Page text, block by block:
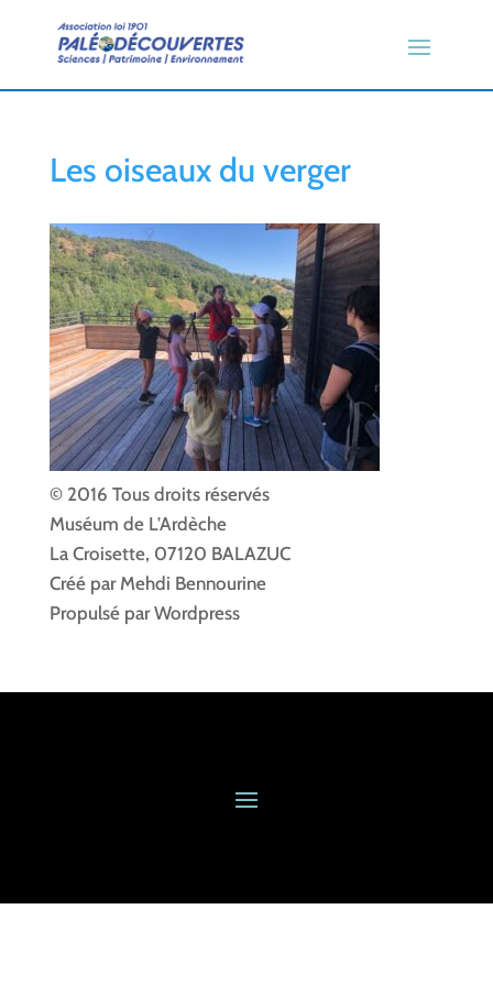
Les oiseaux du verger
© 2016 Tous droits réservés
Muséum de L'Ardèche
La Croisette, 07120 BALAZUC
Créé par Mehdi Bennourine
Propulsé par Wordpress